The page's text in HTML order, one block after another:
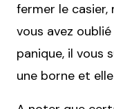
fermer le casier,
vous avez
panique, il vous
une borne et